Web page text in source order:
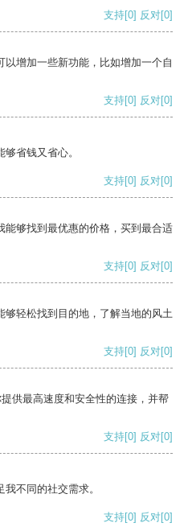
支持[0] 反对[0]
增加一些新功能，比如增加一个自
支持[0] 反对[0]
省钱又省心。
支持[0] 反对[0]
能够找到最优惠的价格，买到最合适
支持[0] 反对[0]
够轻松找到目的地，了解当地的风土
支持[0] 反对[0]
供最高速度和安全性的连接，并帮
支持[0] 反对[0]
不同的社交需求。
支持[0] 反对[0]